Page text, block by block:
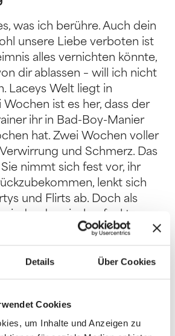
Details Über Cookies
Cookies
um Inhalte und Anzeigen zu
was ich berühre. Auch dein
unsere Liebe verboten ist
alles vernichten könnte,
dir ablassen – will ich nicht
Laceys Welt liegt in
Wochen ist es her, dass der
ihr in Bad-Boy-Manier
hat. Zwei Wochen voller
und Schmerz. Das
nimmt sich fest vor, ihr
lenkt sich
und Flirts ab. Doch als
dazwischenfunkt,
Gleichgewicht ins
all die verbotenen Gefühle
er selbst kämpft mit sich
eine wichtige Pflicht zu
sich lassen und könnte sie
verlieren. Der finale